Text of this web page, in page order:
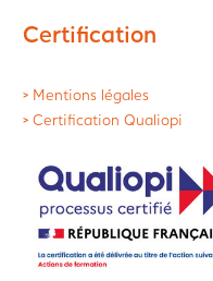
Certification
> Mentions légales
> Certification Qualiopi